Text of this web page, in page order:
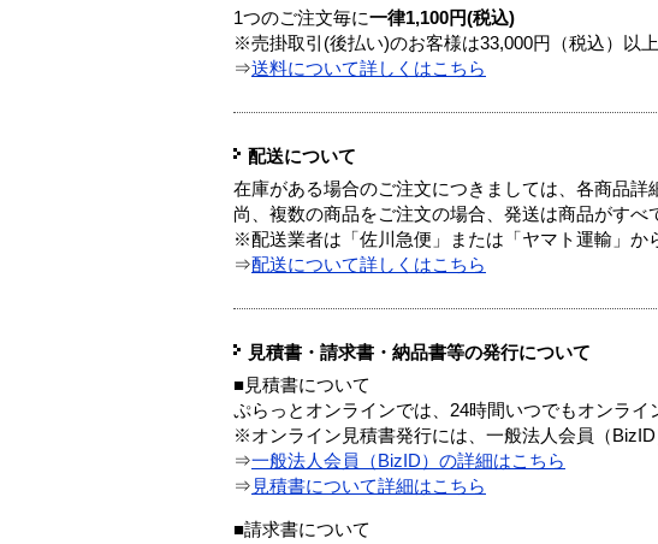
1つのご注文毎に一律1,100円(税込)
※売掛取引(後払い)のお客様は33,000円（税込）以
⇒送料について詳しくはこちら
配送について
在庫がある場合のご注文につきましては、各商品詳
尚、複数の商品をご注文の場合、発送は商品がすべ
※配送業者は「佐川急便」または「ヤマト運輸」か
⇒配送について詳しくはこちら
見積書・請求書・納品書等の発行について
■見積書について
ぷらっとオンラインでは、24時間いつでもオンライ
※オンライン見積書発行には、一般法人会員（BizID
⇒一般法人会員（BizID）の詳細はこちら
⇒ 見積書について詳細はこちら
■請求書について